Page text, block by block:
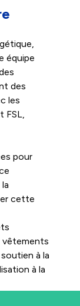
équipe
des
les
FSL,
pour
cette
vêtements
à la
à la